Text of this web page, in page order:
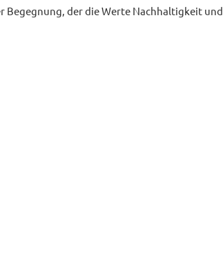
Begegnung, der die Werte Nachhaltigkeit und